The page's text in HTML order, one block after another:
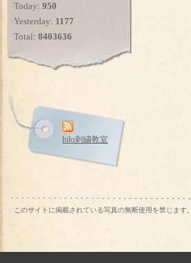
Today: 950
Yesterday: 1177
Total: 8403636
hilo刺繍教室
このサイトに掲載されている写真の無断使用を禁じます。